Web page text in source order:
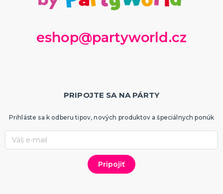
eshop@partyworld.cz
PRIPOJTE SA NA PÁRTY
Prihláste sa k odberu tipov, nových produktov a špeciálnych ponúk